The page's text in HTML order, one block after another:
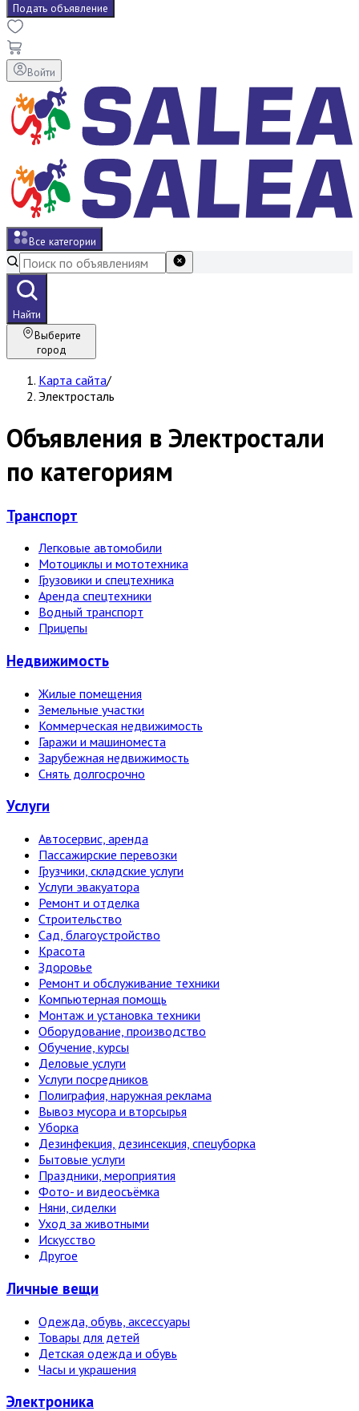
Подать объявление
Войти
Все категории
Найти
Выберите
город
Карта сайта/
Электросталь
Объявления в Электростали
по категориям
Транспорт
Легковые автомобили
Мотоциклы и мототехника
Грузовики и спецтехника
Аренда спецтехники
Водный транспорт
Прицепы
Недвижи­мость
Жилые помещения
Земельные участки
Коммерческая недвижимость
Гаражи и машиноместа
Зарубежная недвижимость
Снять долгосрочно
Услуги
Автосервис, аренда
Пассажирские перевозки
Грузчики, складские услуги
Услуги эвакуатора
Ремонт и отделка
Строительство
Сад, благоустройство
Красота
Здоровье
Ремонт и обслуживание техники
Компьютерная помощь
Монтаж и установка техники
Оборудование, производство
Обучение, курсы
Деловые услуги
Услуги посредников
Полиграфия, наружная реклама
Вывоз мусора и вторсырья
Уборка
Дезинфекция, дезинсекция, спецуборка
Бытовые услуги
Праздники, мероприятия
Фото- и видеосъёмка
Няни, сиделки
Уход за животными
Искусство
Другое
Личные вещи
Одежда, обувь, аксессуары
Товары для детей
Детская одежда и обувь
Часы и украшения
Электро­ника